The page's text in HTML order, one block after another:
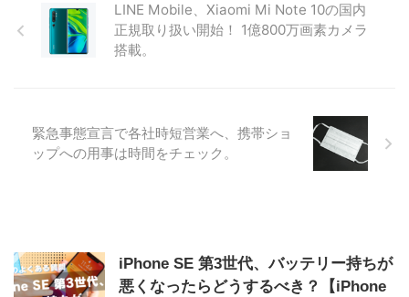
LINE Mobile、Xiaomi Mi Note 10の国内
正規取り扱い開始！ 1億800万画素カメラ
搭載。
緊急事態宣言で各社時短営業へ、携帯ショ
ップへの用事は時間をチェック。
iPhone SE 第3世代、バッテリー持ちが
悪くなったらどうするべき？【iPhone